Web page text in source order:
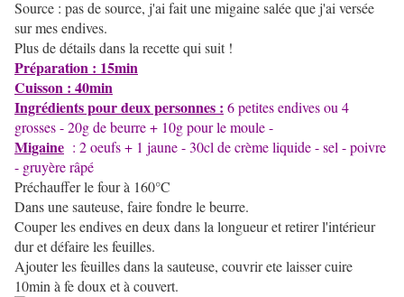
Source : pas de source, j'ai fait une migaine salée que j'ai versée
sur mes endives.
Plus de détails dans la recette qui suit !
Préparation : 15min
Cuisson : 40min
Ingrédients pour deux personnes : 6 petites endives ou 4
grosses - 20g de beurre + 10g pour le moule -
Migaine : 2 oeufs + 1 jaune - 30cl de crème liquide - sel - poivre
- gruyère râpé
Préchauffer le four à 160°C
Dans une sauteuse, faire fondre le beurre.
Couper les endives en deux dans la longueur et retirer l'intérieur
dur et défaire les feuilles.
Ajouter les feuilles dans la sauteuse, couvrir ete laisser cuire
10min à fe doux et à couvert.